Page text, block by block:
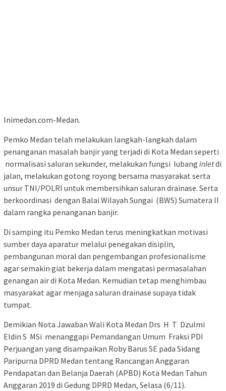
Inimedan.com-Medan.
Pemko Medan telah melakukan langkah-langkah dalam
penanganan masalah banjir yang terjadi di Kota Medan seperti
normalisasi saluran sekunder, melakukan fungsi lubang inletdi
jalan, melakukan gotong royong bersama masyarakat serta
unsur TNI/POLRI untuk membersihkan saluran drainase. Serta
berkoordinasi dengan Balai Wilayah Sungai (BWS) Sumatera II
dalam rangka penanganan banjir.
Di samping itu Pemko Medan terus meningkatkan motivasi
sumber daya aparatur melalui penegakan disiplin,
pembangunan moral dan pengembangan profesionalisme
agar semakin giat bekerja dalam mengatasi permasalahan
genangan air di Kota Medan. Kemudian tetap menghimbau
masyarakat agar menjaga saluran drainase supaya tidak
tumpat.
Demikian Nota Jawaban Wali Kota Medan Drs H T Dzulmi
Eldin S MSi menanggapi Pemandangan Umum Fraksi PDI
Perjuangan yang disampaikan Roby Barus SE pada Sidang
Paripurna DPRD Medan tentang Rancangan Anggaran
Pendapatan dan Belanja Daerah (APBD) Kota Medan Tahun
Anggaran 2019 di Gedung DPRD Medan, Selasa (6/11).